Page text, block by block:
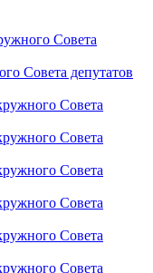
Совета
Совета депутатов
Совета
Совета
Совета
Совета
Совета
Совета